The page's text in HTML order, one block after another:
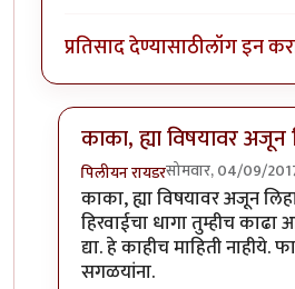
प्रतिसाद देण्यासाठीलॉग इन
काका, ह्या विषयावर अजून
पिलीयन रायडरसोमवार, 04/09/
In reply toशंभर रु किलोच्या
काका, ह्या विषयावर अजून
हिरवाईचा धागा तुम्हीच काढा
द्या. हे काहीच माहिती नाहीये.
सगळयांना.